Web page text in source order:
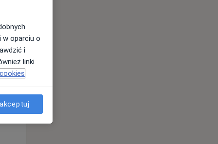
Pon,
10 Sie
w oparciu o
i
linki